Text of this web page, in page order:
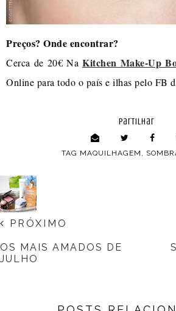
Preços? Onde encontrar?
Cerca de 20€ Na Kitchen Make-Up
Online para todo o país e ilhas pelo FB
partilhar
TAG MAQUILHAGEM ,
PRÓXIMO
OS MAIS AMADOS DE
JULHO